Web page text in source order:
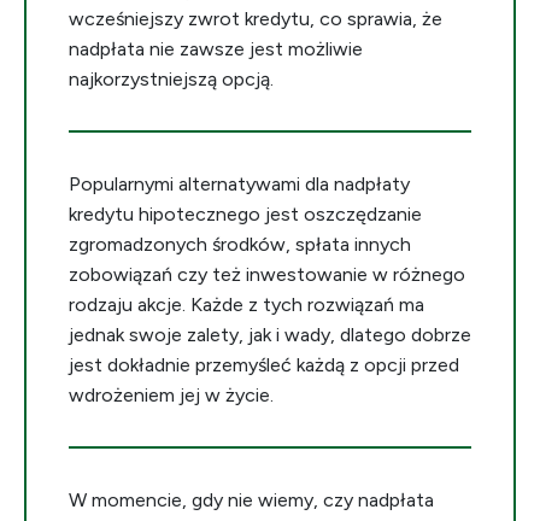
wcześniejszy zwrot kredytu, co sprawia, że
nadpłata nie zawsze jest możliwie
najkorzystniejszą opcją.
Popularnymi alternatywami dla nadpłaty
kredytu hipotecznego jest oszczędzanie
zgromadzonych środków, spłata innych
zobowiązań czy też inwestowanie w różnego
rodzaju akcje. Każde z tych rozwiązań ma
jednak swoje zalety, jak i wady, dlatego dobrze
jest dokładnie przemyśleć każdą z opcji przed
wdrożeniem jej w życie.
W momencie, gdy nie wiemy, czy nadpłata